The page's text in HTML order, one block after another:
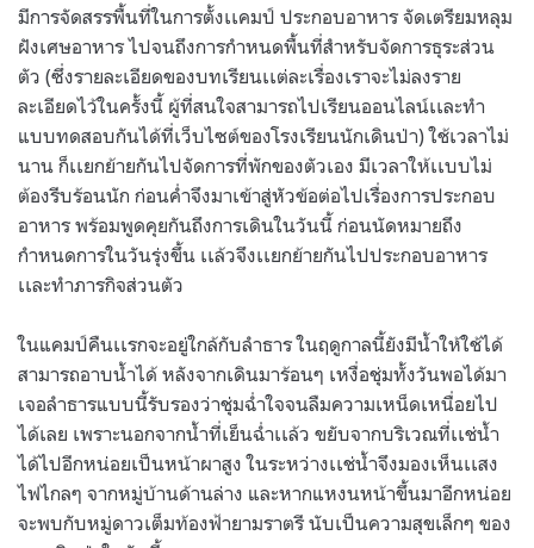
มีการจัดสรรพื้นที่ในการตั้งเเคมป์ ประกอบอาหาร จัดเตรียมหลุม
ฝังเศษอาหาร ไปจนถึงการกำหนดพื้นที่สำหรับจัดการธุระส่วน
ตัว (ซึ่งรายละเอียดของบทเรียนเเต่ละเรื่องเราจะไม่ลงราย
ละเอียดไว้ในครั้งนี้ ผู้ที่สนใจสามารถไปเรียนออนไลน์เเละทำ
แบบทดสอบกันได้ที่เว็บไซต์ของโรงเรียนนักเดินป่า) ใช้เวลาไม่
นาน ก็เเยกย้ายกันไปจัดการที่พักของตัวเอง มีเวลาให้เเบบไม่
ต้องรีบร้อนนัก ก่อนค่ำจึงมาเข้าสู่หัวข้อต่อไปเรื่องการประกอบ
อาหาร พร้อมพูดคุยกันถึงการเดินในวันนี้ ก่อนนัดหมายถึง
กำหนดการในวันรุ่งขึ้น เเล้วจึงเเยกย้ายกันไปประกอบอาหาร
เเละทำภารกิจส่วนตัว
ในแคมป์คืนเเรกจะอยู่ใกล้กับลำธาร ในฤดูกาลนี้ยังมีน้ำให้ใช้ได้
สามารถอาบน้ำได้ หลังจากเดินมาร้อนๆ เหงื่อชุ่มทั้งวันพอได้มา
เจอลำธารแบบนี้รับรองว่าชุ่มฉ่ำใจจนลืมความเหน็ดเหนื่อยไป
ได้เลย เพราะนอกจากน้ำที่เย็นฉ่ำเเล้ว ขยับจากบริเวณที่เเช่น้ำ
ได้ไปอีกหน่อยเป็นหน้าผาสูง ในระหว่างเเช่น้ำจึงมองเห็นเเสง
ไฟไกลๆ จากหมู่บ้านด้านล่าง และหากแหงนหน้าขึ้นมาอีกหน่อย
จะพบกับหมู่ดาวเต็มท้องฟ้ายามราตรี นับเป็นความสุขเล็กๆ ของ